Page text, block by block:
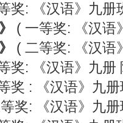
奖: 《汉语》九册
( 一等奖: 《汉语
( 二等奖: 《汉语
奖: 《汉语》九册
奖 : 《汉语》九
奖: 《汉语》九